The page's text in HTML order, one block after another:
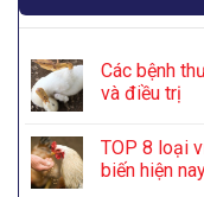
Các bệnh
và điều trị
TOP 8 loại
biến hiện